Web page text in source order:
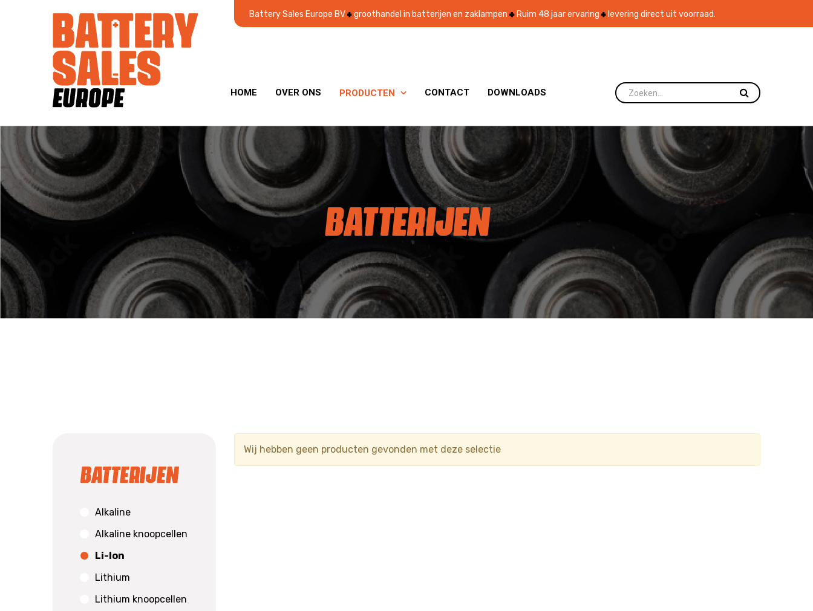
Battery Sales Europe BV groothandel in batterijen en zaklampen Ruim 48 jaar ervaring levering direct uit voorraad.
HOME OVER ONS PRODUCTEN  CONTACT DOWNLOADS
BATTERIJEN
Wij hebben geen producten gevonden met deze selectie
Batterijen
Alkaline
Alkaline knoopcellen
Li-Ion
Lithium
Lithium knoopcellen